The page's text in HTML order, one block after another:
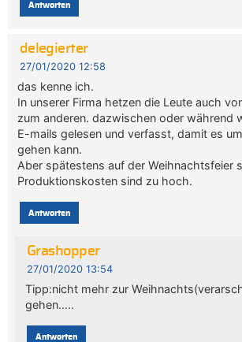
Antworten
delegierter
27/01/2020 12:58
das kenne ich.
In unserer Firma hetzen die Leute auch
zum anderen. dazwischen oder während
E-mails gelesen und verfasst, damit es
gehen kann.
Aber spätestens auf der Weihnachtsfeier
Produktionskosten sind zu hoch.
Antworten
Grashopper
27/01/2020 13:54
Tipp:nicht mehr zur
gehen…..
Antworten